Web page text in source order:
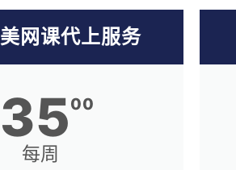
网课代上服务
3500
每周